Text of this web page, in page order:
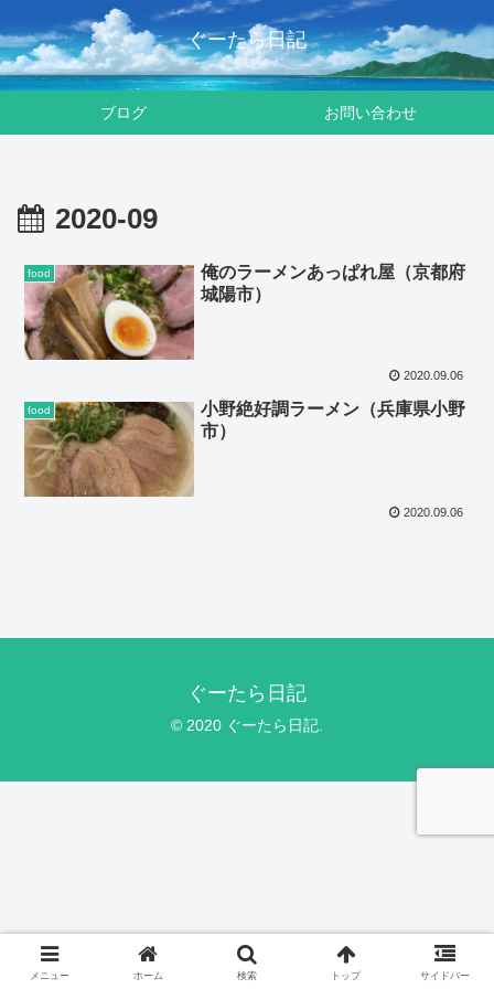
ぐーたら日記
ブログ お問い合わせ
2020-09
food
俺のラーメンあっぱれ屋（京都府
城陽市）
2020.09.06
food
小野絶好調ラーメン（兵庫県小野
市）
2020.09.06
ぐーたら日記
© 2020 ぐーたら日記.
メニュー ホーム 検索 トップ サイドバー